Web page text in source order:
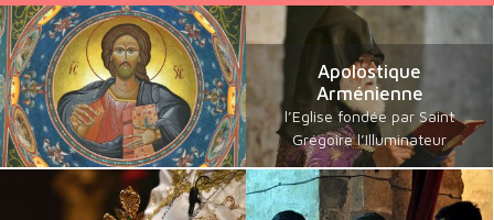
Apolostique
Arménienne
l’Eglise fondée par Saint
Grégoire l’Illuminateur